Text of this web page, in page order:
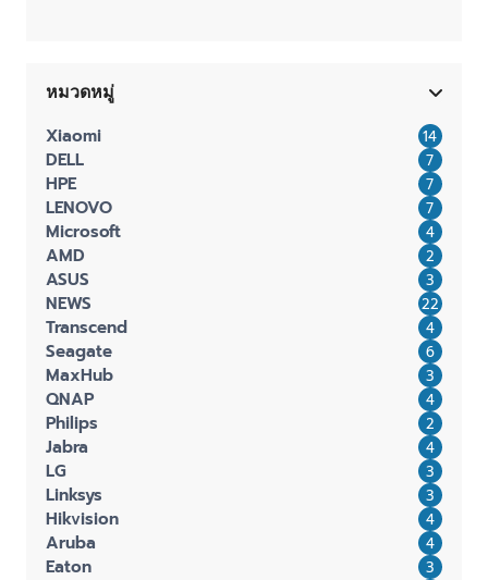
หมวดหมู่
Xiaomi 14
DELL 7
HPE 7
LENOVO 7
Microsoft 4
AMD 2
ASUS 3
NEWS 22
Transcend 4
Seagate 6
MaxHub 3
QNAP 4
Philips 2
Jabra 4
LG 3
Linksys 3
Hikvision 4
Aruba 4
Eaton 3